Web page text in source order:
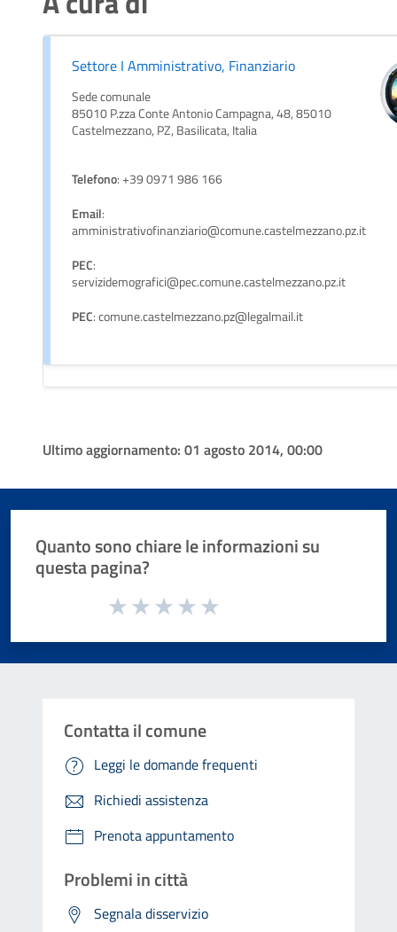
Settore I Amministrativo, Finanziario
Sede comunale
85010 P.zza Conte Antonio Campagna, 48, 85010
Castelmezzano, PZ, Basilicata, Italia
Telefono: +39 0971 986 166
Email:
amministrativofinanziario@comune.castelmezzano.pz.it
PEC:
servizidemografici@pec.comune.castelmezzano.pz.it
PEC: comune.castelmezzano.pz@legalmail.it
Ultimo aggiornamento: 01 agosto 2014, 00:00
Quanto sono chiare le informazioni su
questa pagina?
Valuta da 1 a 5 stelle la pagina
Contatta il comune
Leggi le domande frequenti
Richiedi assistenza
Prenota appuntamento
Problemi in città
Segnala disservizio